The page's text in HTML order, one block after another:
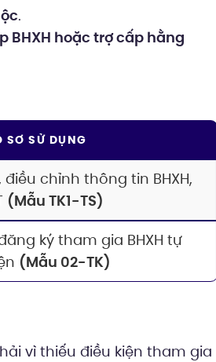
.
BHXH hoặc trợ cấp hằng
SƠ SỬ DỤNG
chỉnh thông tin BHXH,
(Mẫu TK1-TS)
ký tham gia BHXH tự
(Mẫu 02-TK)
vì thiếu điều kiện tham gia